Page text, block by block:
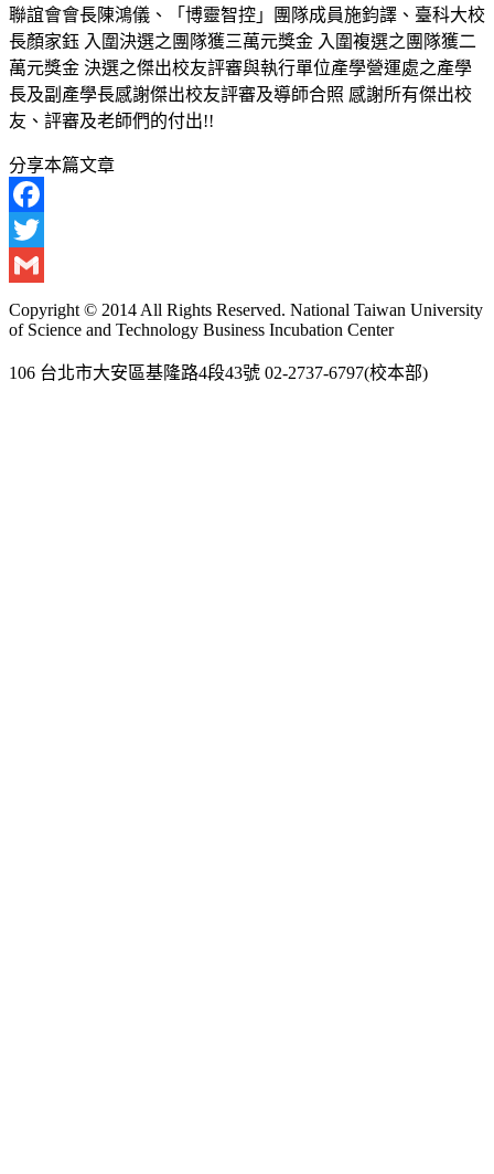
聯誼會會長陳鴻儀、「博靈智控」團隊成員施鈞譯、臺科大校
長顏家鈺 入圍決選之團隊獲三萬元獎金 入圍複選之團隊獲二
萬元獎金 決選之傑出校友評審與執行單位產學營運處之產學
長及副產學長感謝傑出校友評審及導師合照 感謝所有傑出校
友、評審及老師們的付出!!
分享本篇文章
Facebook
Twitter
Gmail
Copyright © 2014 All Rights Reserved. National Taiwan University
of Science and Technology Business Incubation Center
106 台北市大安區基隆路4段43號 02-2737-6797(校本部)